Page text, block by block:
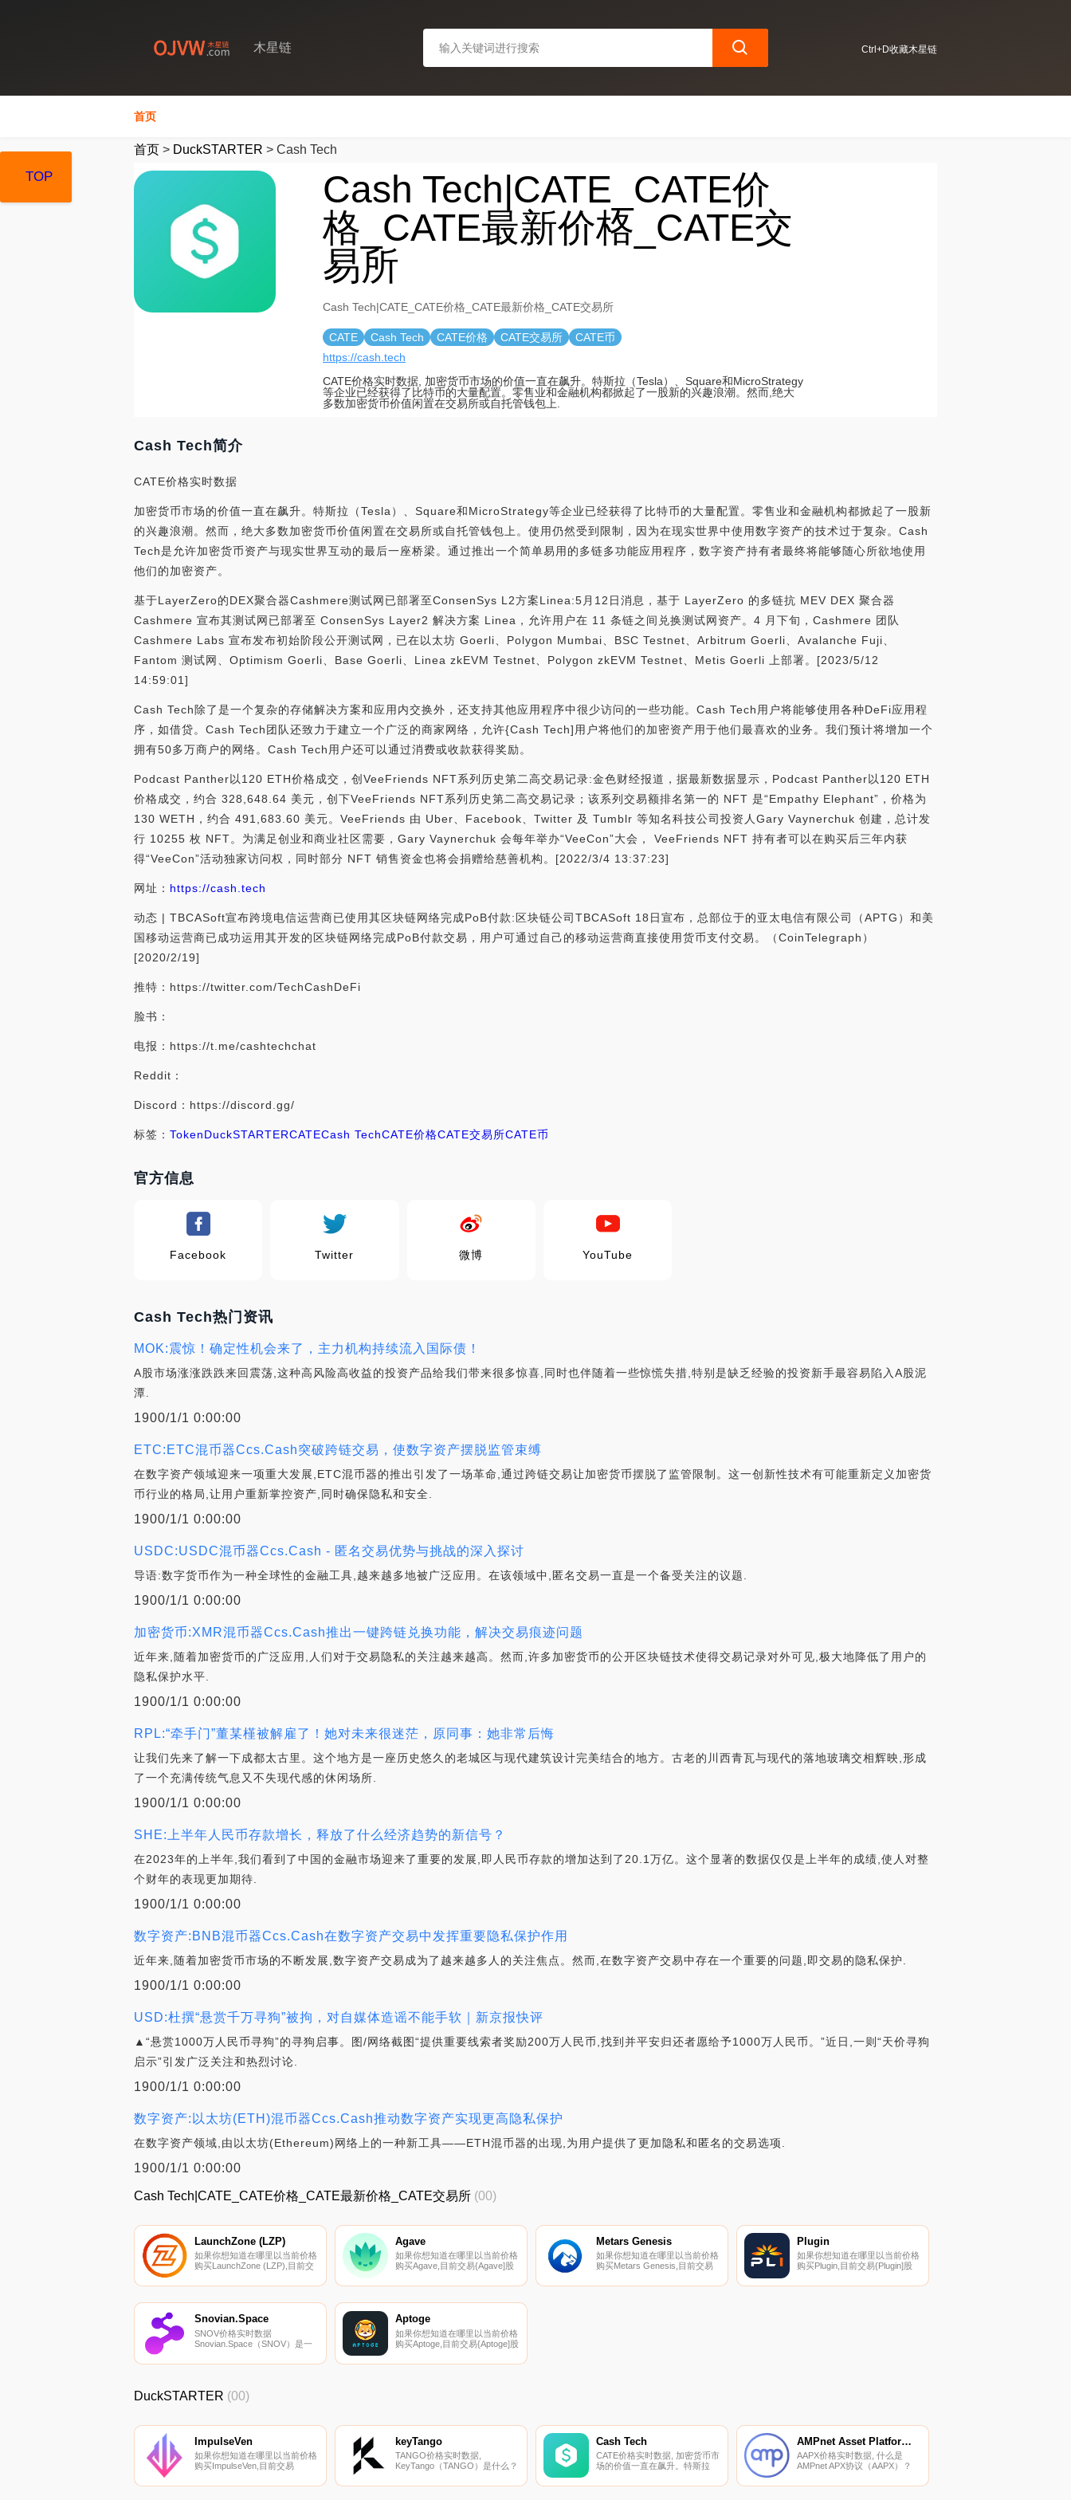
木星链 Ctrl+D收藏木星链
首页
首页 > DuckSTARTER > Cash Tech
Cash Tech|CATE_CATE价
格_CATE最新价格_CATE交
易所
Cash Tech|CATE_CATE价格_CATE最新价格_CATE交易所
CATE Cash Tech CATE价格 CATE交易所
CATE币
https://cash.tech
CATE价格实时数据, 加密货币市场的价值一直在飙升。特斯拉（Tesla）、Square和MicroStrategy
等企业已经获得了比特币的大量配置。零售业和金融机构都掀起了一股新的兴趣浪潮。然而,绝大
多数加密货币价值闲置在交易所或自托管钱包上.
Cash Tech简介
CATE价格实时数据
加密货币市场的价值一直在飙升。特斯拉（Tesla）、Square和MicroStrategy等企业已经获得了比特币的大量配置。零售业和金融机构都掀起了一股新
的兴趣浪潮。然而，绝大多数加密货币价值闲置在交易所或自托管钱包上。使用仍然受到限制，因为在现实世界中使用数字资产的技术过于复杂。Cash
Tech是允许加密货币资产与现实世界互动的最后一座桥梁。通过推出一个简单易用的多链多功能应用程序，数字资产持有者最终将能够随心所欲地使用
他们的加密资产。
基于LayerZero的DEX聚合器Cashmere测试网已部署至ConsenSys L2方案Linea:5月12日消息，基于 LayerZero 的多链抗 MEV DEX 聚合器
Cashmere 宣布其测试网已部署至 ConsenSys Layer2 解决方案 Linea，允许用户在 11 条链之间兑换测试网资产。4 月下旬，Cashmere 团队
Cashmere Labs 宣布发布初始阶段公开测试网，已在以太坊 Goerli、Polygon Mumbai、BSC Testnet、Arbitrum Goerli、Avalanche Fuji、
Fantom 测试网、Optimism Goerli、Base Goerli、Linea zkEVM Testnet、Polygon zkEVM Testnet、Metis Goerli 上部署。[2023/5/12
14:59:01]
Cash Tech除了是一个复杂的存储解决方案和应用内交换外，还支持其他应用程序中很少访问的一些功能。Cash Tech用户将能够使用各种DeFi应用程
序，如借贷。Cash Tech团队还致力于建立一个广泛的商家网络，允许{Cash Tech]用户将他们的加密资产用于他们最喜欢的业务。我们预计将增加一个
拥有50多万商户的网络。Cash Tech用户还可以通过消费或收款获得奖励。
Podcast Panther以120 ETH价格成交，创VeeFriends NFT系列历史第二高交易记录:金色财经报道，据最新数据显示，Podcast Panther以120 ETH
价格成交，约合 328,648.64 美元，创下VeeFriends NFT系列历史第二高交易记录；该系列交易额排名第一的 NFT 是“Empathy Elephant”，价格为
130 WETH，约合 491,683.60 美元。VeeFriends 由 Uber、Facebook、Twitter 及 Tumblr 等知名科技公司投资人Gary Vaynerchuk 创建，总计发
行 10255 枚 NFT。为满足创业和商业社区需要，Gary Vaynerchuk 会每年举办“VeeCon”大会， VeeFriends NFT 持有者可以在购买后三年内获
得“VeeCon”活动独家访问权，同时部分 NFT 销售资金也将会捐赠给慈善机构。[2022/3/4 13:37:23]
网址： https://cash.tech
动态 | TBCASoft宣布跨境电信运营商已使用其区块链网络完成PoB付款:区块链公司TBCASoft 18日宣布，总部位于的亚太电信有限公司（APTG）和美
国移动运营商已成功运用其开发的区块链网络完成PoB付款交易，用户可通过自己的移动运营商直接使用货币支付交易。（CoinTelegraph）
[2020/2/19]
推特：https://twitter.com/TechCashDeFi
脸书：
电报：https://t.me/cashtechchat
Reddit：
Discord：https://discord.gg/
标签： TokenDuckSTARTERCATECash TechCATE价格CATE交易所CATE币
官方信息
Facebook Twitter 微博 YouTube
Cash Tech热门资讯
MOK:震惊！确定性机会来了，主力机构持续流入国际债！
A股市场涨涨跌跌来回震荡,这种高风险高收益的投资产品给我们带来很多惊喜,同时也伴随着一些惊慌失措,特别是缺乏经验的投资新手最容易陷入A股泥
潭.
1900/1/1 0:00:00
ETC:ETC混币器Ccs.Cash突破跨链交易，使数字资产摆脱监管束缚
在数字资产领域迎来一项重大发展,ETC混币器的推出引发了一场革命,通过跨链交易让加密货币摆脱了监管限制。这一创新性技术有可能重新定义加密货
币行业的格局,让用户重新掌控资产,同时确保隐私和安全.
1900/1/1 0:00:00
USDC:USDC混币器Ccs.Cash - 匿名交易优势与挑战的深入探讨
导语:数字货币作为一种全球性的金融工具,越来越多地被广泛应用。在该领域中,匿名交易一直是一个备受关注的议题.
1900/1/1 0:00:00
加密货币:XMR混币器Ccs.Cash推出一键跨链兑换功能，解决交易痕迹问题
近年来,随着加密货币的广泛应用,人们对于交易隐私的关注越来越高。然而,许多加密货币的公开区块链技术使得交易记录对外可见,极大地降低了用户的
隐私保护水平.
1900/1/1 0:00:00
RPL:“牵手门”董某槿被解雇了！她对未来很迷茫，原同事：她非常后悔
让我们先来了解一下成都太古里。这个地方是一座历史悠久的老城区与现代建筑设计完美结合的地方。古老的川西青瓦与现代的落地玻璃交相辉映,形成
了一个充满传统气息又不失现代感的休闲场所.
1900/1/1 0:00:00
SHE:上半年人民币存款增长，释放了什么经济趋势的新信号？
在2023年的上半年,我们看到了中国的金融市场迎来了重要的发展,即人民币存款的增加达到了20.1万亿。这个显著的数据仅仅是上半年的成绩,使人对整
个财年的表现更加期待.
1900/1/1 0:00:00
数字资产:BNB混币器Ccs.Cash在数字资产交易中发挥重要隐私保护作用
近年来,随着加密货币市场的不断发展,数字资产交易成为了越来越多人的关注焦点。然而,在数字资产交易中存在一个重要的问题,即交易的隐私保护.
1900/1/1 0:00:00
USD:杜撰“悬赏千万寻狗”被拘，对自媒体造谣不能手软｜新京报快评
▲“悬赏1000万人民币寻狗”的寻狗启事。图/网络截图“提供重要线索者奖励200万人民币,找到并平安归还者愿给予1000万人民币。”近日,一则“天价寻狗
启示”引发广泛关注和热烈讨论.
1900/1/1 0:00:00
数字资产:以太坊(ETH)混币器Ccs.Cash推动数字资产实现更高隐私保护
在数字资产领域,由以太坊(Ethereum)网络上的一种新工具——ETH混币器的出现,为用户提供了更加隐私和匿名的交易选项.
1900/1/1 0:00:00
TOP
Cash Tech|CATE_CATE价格_CATE最新价格_CATE交易所 (00)
LaunchZone (LZP)
如果你想知道在哪里以当前价格
购买LaunchZone (LZP),目前交
级加密货币交易所是
货币交易所页面上找到其他列
表。LZP是一种通货膨胀的象征,
这意味着LZP的供应没有硬性上
限.
Agave
如果你想知道在哪里以当前价格
购买Agave,目前交易{Agave]股
Swapr（Gnosis）、
我们的加密货币交易所页面上找
到其他列表.
Metars Genesis
如果你想知道在哪里以当前价格
购买Metars Genesis,目前交易
密货币交易所是HuoMRS、
Plugin
如果你想知道在哪里以当前价格
购买Plugin,目前交易{Plugin]股
Bitrue、BitMart、XT.COM、
Snovian.Space
SNOV价格实时数据
Snovian.Space（SNOV）是一
行。Snovian.Space的电流供应
Snovian.Space价格为
0.00103815美元,在过去24小时
Aptoge
如果你想知道在哪里以当前价格
购买Aptoge,目前交易{Aptoge]股
Liquidswap。您可以在我们的加
TOP
DuckSTARTER (00)
ImpulseVen
如果你想知道在哪里以当前价格
购买ImpulseVen,目前交易
币交易所是Bibox。您可以在我
keyTango
TANGO价格实时数据,
KeyTango（TANGO）是什么？
出测试版。其主要目标是让每个
Cash Tech
CATE价格实时数据, 加密货币市
场的价值一直在飙升。特斯拉
MicroStrategy等企业已经获得
AMPnet Asset Platform and Exchange
AAPX价格实时数据, 什么是
AMPnet APX协议（AAPX）？
化和无信任的审计师系统,他们
TOP